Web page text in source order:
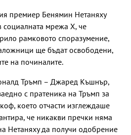
премиер Бенямин Нетаняху
мрежа X, че
рамковото споразумение,
ще бъдат освободени,
на починалите.
Тръмп – Джаред Къшнър,
с пратеника на Тръмп за
което отчасти изглеждаше
че никакви пречки няма
Нетаняху да получи одобрение